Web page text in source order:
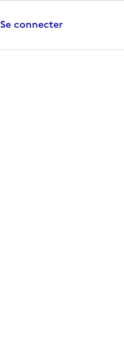
Se connecter